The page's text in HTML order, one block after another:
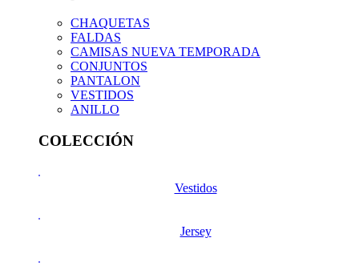
CHAQUETAS
FALDAS
CAMISAS NUEVA TEMPORADA
CONJUNTOS
PANTALON
VESTIDOS
ANILLO
COLECCIÓN
Vestidos
Jersey